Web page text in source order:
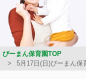
ぴーまん保育園TOP
5月17日(日)ぴーまん保